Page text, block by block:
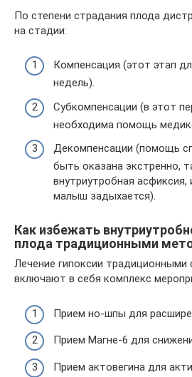
По степени страдания плода
на стадии:
Компенсация (этот этап
недель).
Субкомпенсации (в этот
необходима помощь
Декомпенсации (помощь
быть оказана экстренно,
внутриутробная
малыш задыхается).
Как избежать
плода традиционными
Лечение гипоксии традиционными
включают в себя комплекс
Прием но-шпы для
Прием Магне-6 для
Прием актовегина для